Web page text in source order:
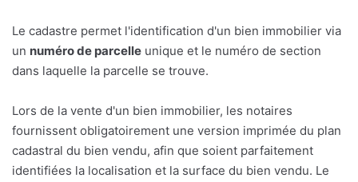
Le cadastre permet l'identification d'un bien immobilier via
un numéro de parcelle unique et le numéro de section
dans laquelle la parcelle se trouve.
Lors de la vente d'un bien immobilier, les notaires
fournissent obligatoirement une version imprimée du plan
cadastral du bien vendu, afin que soient parfaitement
identifiées la localisation et la surface du bien vendu. Le